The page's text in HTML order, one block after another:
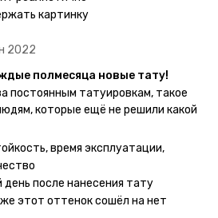
картинку
2022
полмесяца новые тату!
постоянным татуировкам, такое
которые ещё не решили какой
жизнь - продукт еверинк
- после нанесения не нужно
вода их так просто не смоет. К
инструкция, но я предпочла
- оставила наклейку на теле на
- на утро эффект
время эксплуатации,
день после нанесения тату
этот оттенок сошёл на нет